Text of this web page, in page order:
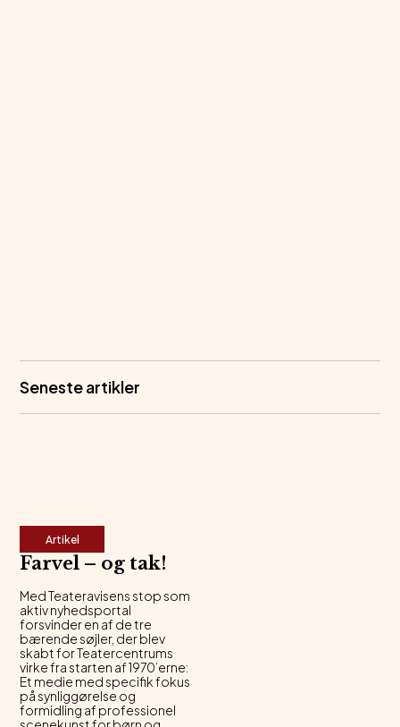
Seneste artikler
Artikel
Farvel – og tak!
Med Teateravisens stop som
aktiv nyhedsportal
forsvinder en af de tre
bærende søjler, der blev
skabt for Teatercentrums
virke fra starten af 1970’erne:
Et medie med specifik fokus
på synliggørelse og
formidling af professionel